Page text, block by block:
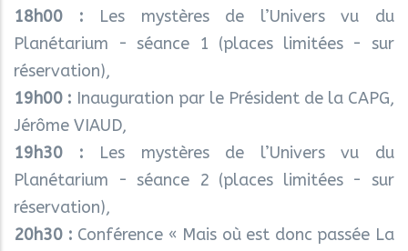
18h00 : Les mystères de l’Univers vu du
Planétarium - séance 1 (places limitées - sur
réservation),
19h00 : Inauguration par le Président de la CAPG,
Jérôme VIAUD,
19h30 : Les mystères de l’Univers vu du
Planétarium - séance 2 (places limitées - sur
réservation),
20h30 : Conférence « Mais où est donc passée La